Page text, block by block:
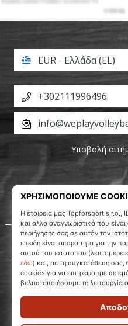
Σχετικά μ' εμάς
Εξυπηρέτηση πελατών
EUR - Ελλάδα (EL)
+302111996496
Υποβολή